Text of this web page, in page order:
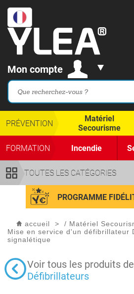
Mon compte
TOUTES LES CATÉGORIES
PRÉVENTION
Matériel
Secourisme
FORMATION Incendie
PROGRAMME
accueil > / Matériel
Mise en service d'un défibrillateur
signalétique
Voir tous les produits
Défibrillateurs